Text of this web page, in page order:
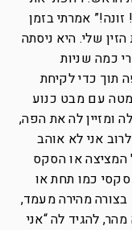
אמרתי בזמן
שלי. היא ניסתה
כמה שניות
תוך כדי לקיחת
עם מבט כנוע
ומזיין לה את הפה,
אני לא אוהב
המציצה או הסקס
כמו תחת או
מהירה מעמד,
להגיד לה “אני